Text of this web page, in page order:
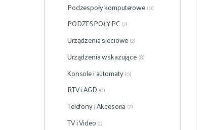
Podzespoły komputerowe(0)
PODZESPOŁY PC(7)
Urządzenia sieciowe(2)
Urządzenia wskazujące(8)
Konsole i automaty(0)
RTV i AGD (0)
Telefony i Akcesoria (7)
TV i Video(1)